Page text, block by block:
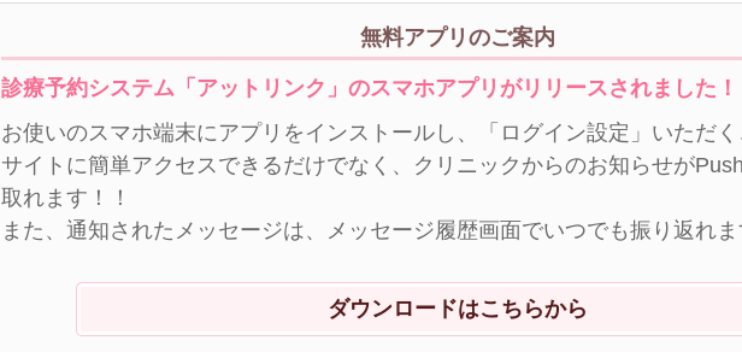
無料アプリのご案内
診療予約システム「アットリンク」のスマホアプリがリリースされました！
お使いのスマホ端末にアプリをインストールし、「ログイン設定」いただ
サイトに簡単アクセスできるだけでなく、クリニックからのお知らせが
取れます！！
また、通知されたメッセージは、メッセージ履歴画面でいつでも振り返れま
ダウンロードはこちらから